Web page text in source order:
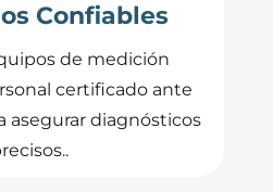
Confiables
de medición
certificado ante
asegurar diagnósticos